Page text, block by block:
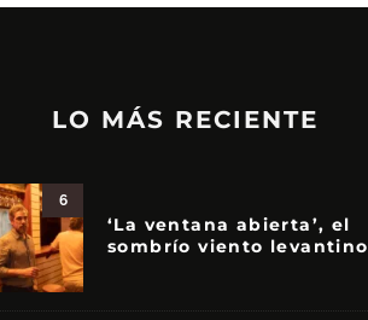
LO MÁS RECIENTE
6
‘La ventana abierta’, el
sombrío viento levantino